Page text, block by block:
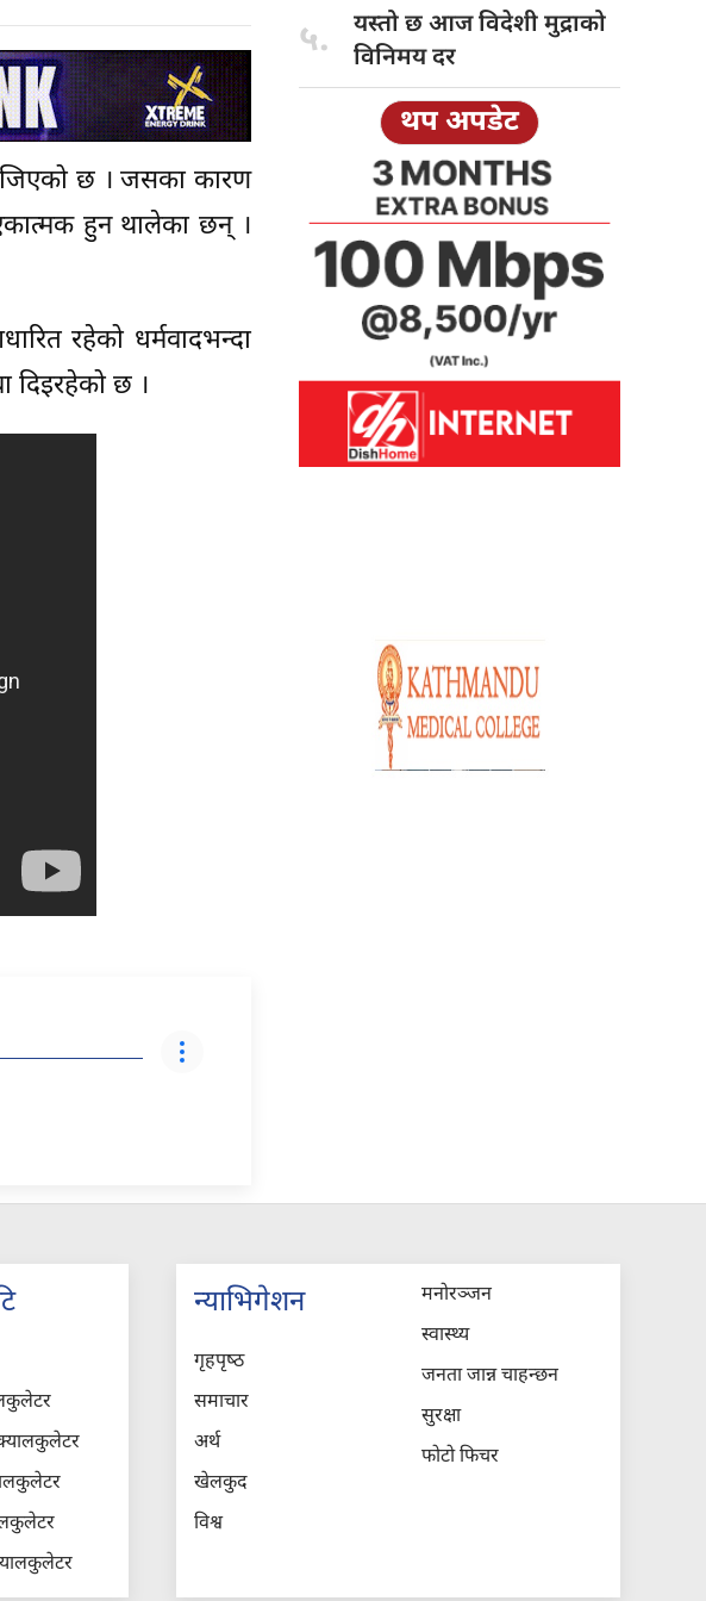
छ । जसका कारण
हुन थालेका छन् ।
रहेको धर्मवादभन्दा
दिइरहेको छ ।
५. यस्तो छआज विदेशी मुद्राको
विनिमय दर
थप अपडेट
न्याभिगेशन
गृहपृष्‍ठ
समाचार
अर्थ
खेलकुद
विश्व
मनोरञ्जन
स्वास्थ्य
जनता जान्न चाहन्छन
सुरक्षा
फोटो फिचर